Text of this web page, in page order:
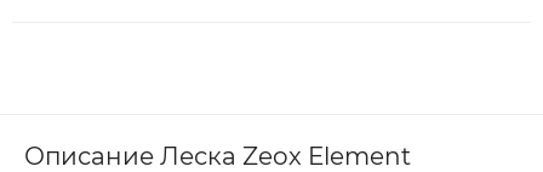
Описание Леска Zeox Element